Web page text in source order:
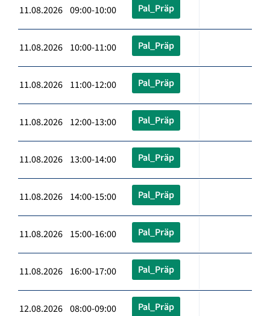
11.08.2026 09:00-10:00 Pal_Präp
11.08.2026 10:00-11:00 Pal_Präp
11.08.2026 11:00-12:00 Pal_Präp
11.08.2026 12:00-13:00 Pal_Präp
11.08.2026 13:00-14:00 Pal_Präp
11.08.2026 14:00-15:00 Pal_Präp
11.08.2026 15:00-16:00 Pal_Präp
11.08.2026 16:00-17:00 Pal_Präp
12.08.2026 08:00-09:00 Pal_Präp